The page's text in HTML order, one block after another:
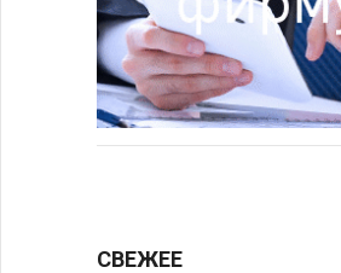
СВЕЖЕЕ